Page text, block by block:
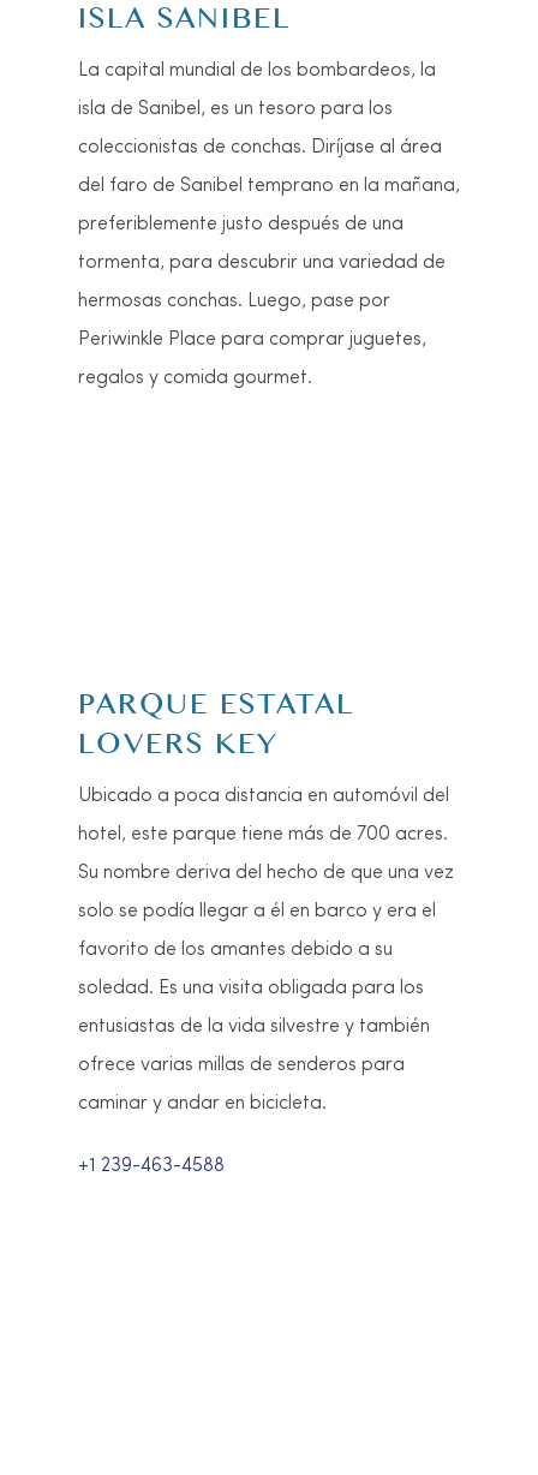
EXPRESO DE KEY WEST
Suba a bordo de este ferry de alta
velocidad y estará en Cayo Hueso en poco
más de tres horas. ¡Pero llegar allí es solo la
mitad de la diversión! Disfrute de una
navegación tranquila con terrazas,
camarotes con aire acondicionado, un
snack bar, cócteles y televisores de pantalla
grande.
SALA DE ARTES
ESCÉNICAS BARBARA B
MANN
Este lugar de artes escénicas está ubicado
en el campus Thomas Edison de Florida
SouthWestern State College. Tiene
capacidad para más de 1.800 personas y
alberga un variado calendario de obras de
teatro, conciertos y otras actuaciones
durante todo el año.